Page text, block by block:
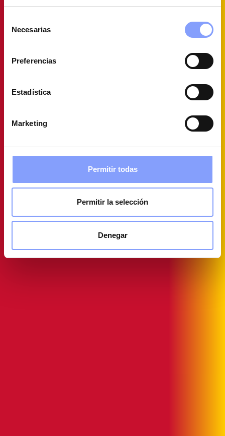
Necesarias
Preferencias
Estadística
Marketing
Permitir todas
Permitir la selección
Denegar